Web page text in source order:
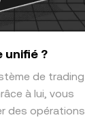
unifié ?
de trading
à lui, vous
des opérations